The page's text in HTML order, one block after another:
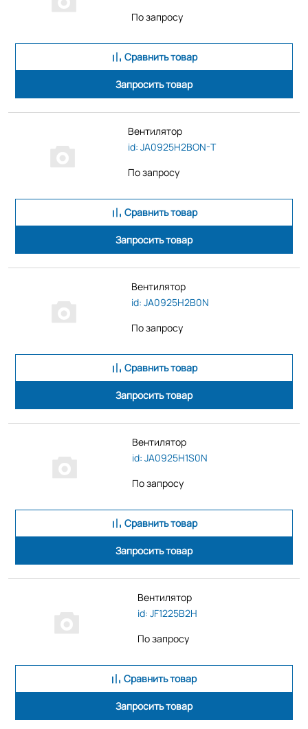
По запросу
Сравнить товар
Запросить товар
Вентилятор
id: JA0925H2BON-T
По запросу
Сравнить товар
Запросить товар
Вентилятор
id: JA0925H2B0N
По запросу
Сравнить товар
Запросить товар
Вентилятор
id: JA0925H1S0N
По запросу
Сравнить товар
Запросить товар
Вентилятор
id: JF1225B2H
По запросу
Сравнить товар
Запросить товар